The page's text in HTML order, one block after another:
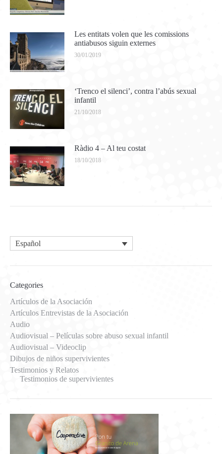
Les entitats volen que les comissions
antiabusos siguin externes
30/01/2019
‘Trenco el silenci’, contra l’abús sexual
infantil
21/10/2018
Ràdio 4 – Al teu costat
18/10/2018
Español
Categories
Artículos de la Asociación
Artículos Entrevistas de la Asociación
Audio
Audiovisual – Películas sobre abuso sexual infantil
Audiovisual – Videoclip
Dibujos de niños supervivientes
Testimonios y Relatos
Testimonios de supervivientes